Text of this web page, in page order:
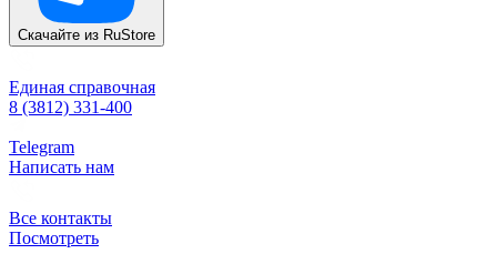
Скачайте из RuStore
Единая справочная
8 (3812) 331-400
Telegram
Написать нам
Все контакты
Посмотреть